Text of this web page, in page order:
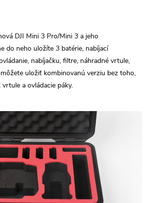
DJI Mini 3 Pro/Mini 3 a jeho
do neho uložíte 3 batérie, nabíjací
nabíjačku, filtre, náhradné vrtule,
uložiť kombinovanú verziu bez toho,
a ovládacie páky.